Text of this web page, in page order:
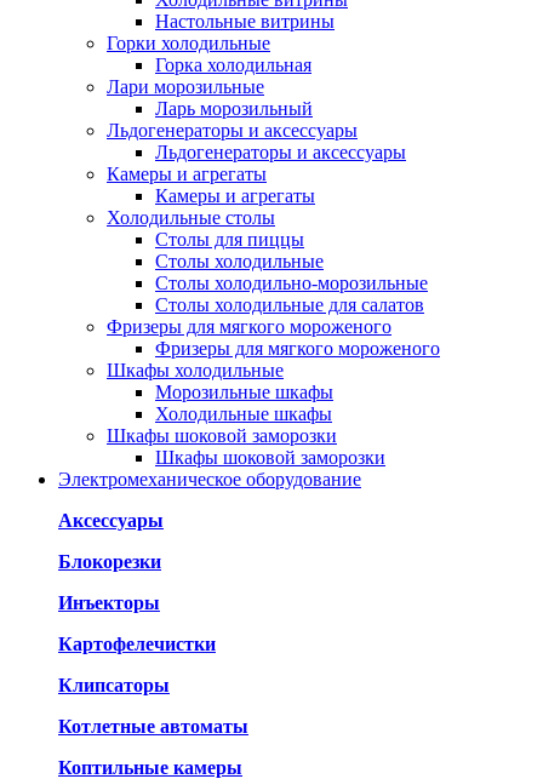
Настольные витрины
Горки холодильные
Горка холодильная
Лари морозильные
Ларь морозильный
Льдогенераторы и аксессуары
Льдогенераторы и аксессуары
Камеры и агрегаты
Камеры и агрегаты
Холодильные столы
Столы для пиццы
Столы холодильные
Столы холодильно-морозильные
Столы холодильные для салатов
Фризеры для мягкого мороженого
Фризеры для мягкого мороженого
Шкафы холодильные
Mорозильные шкафы
Холодильные шкафы
Шкафы шоковой заморозки
Шкафы шоковой заморозки
Электромеханическое оборудование
Аксессуары
Блокорезки
Инъекторы
Картофелечистки
Клипсаторы
Котлетные автоматы
Коптильные камеры